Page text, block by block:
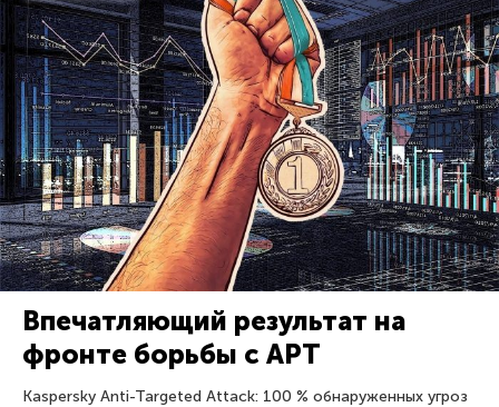
Впечатляющий результат на
фронте борьбы с APT
Kaspersky Anti-Targeted Attack: 100 % обнаруженных угроз